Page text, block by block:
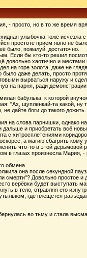
- просто, но в то же время
улыбочка тоже
простоте приём явно не
было, пожалуй, достаточно.
Если бы кто-то решил
довольно хаотично и
на горе золота, даже не
даже делать, просто
вырваться наружу и
на парня, ради
бабулька, к которой
"Ах, щупленкай-та какой,
дайте боги до такого
на слова парнишки, однако
дальше и приобретать всё
с хитросплетениями
а магию сбагрить
что-то в этой дерьмовой
в глазах произнесла
обмена.
она после секундной
смерти"? Довольно простое
верёвки будет выступать
в тело, отравляя его
где плещется
во тьму и стала